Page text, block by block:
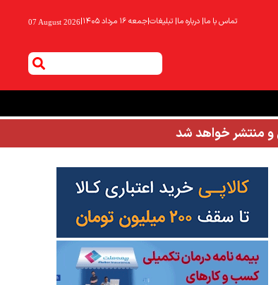
تماس با ما| درباره ما| تبلیغات|جمعه ۱۶ مرداد ۱۴۰۵ |
07 August 2026
منتشر خواهد شد